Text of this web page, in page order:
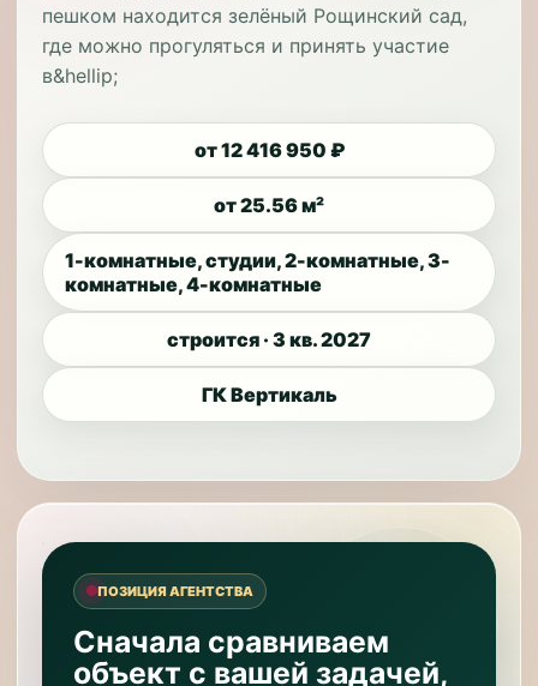
пешком находится зелёный Рощинский сад,
где можно прогуляться и принять участие
в&hellip;
от 12 416 950 ₽
от 25.56 м²
1-комнатные, студии, 2-комнатные, 3-
комнатные, 4-комнатные
строится · 3 кв. 2027
ГК Вертикаль
ПОЗИЦИЯ АГЕНТСТВА
Сначала сравниваем
объект с вашей задачей,